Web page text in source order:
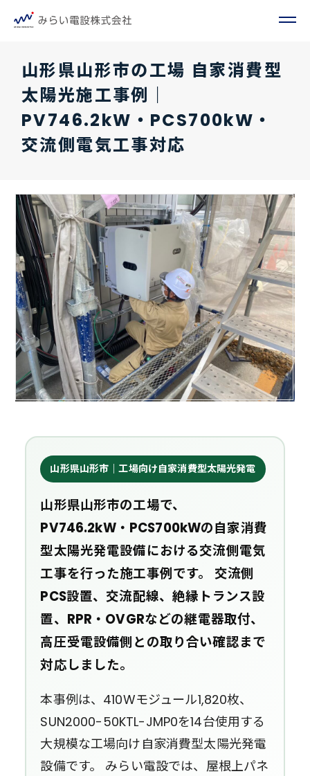
山形県山形市の工場 自家消費型
太陽光施工事例｜
PV746.2kW・PCS700kW・
交流側電気工事対応
山形県山形市｜工場向け自家消費型太陽光発電
山形県山形市の工場で、
PV746.2kW・PCS700kWの自家消費
型太陽光発電設備における交流側電気
工事を行った施工事例です。 交流側
PCS設置、交流配線、絶縁トランス設
置、RPR・OVGRなどの継電器取付、
高圧受電設備側との取り合い確認まで
対応しました。
本事例は、410Wモジュール1,820枚、
SUN2000-50KTL-JMP0を14台使用する
大規模な工場向け自家消費型太陽光発電
設備です。 みらい電設では、屋根上パネ